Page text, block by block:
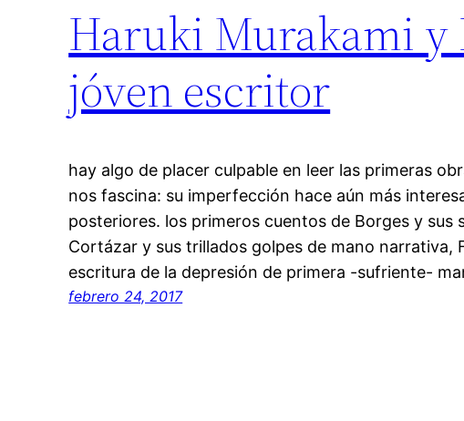
Haruki Murakami y
jóven escritor
hay algo de placer culpable en leer las primeras
nos fascina: su imperfección hace aún más
posteriores. los primeros cuentos de Borges y sus
Cortázar y sus trillados golpes de mano narrativa,
escritura de la depresión de primera -sufriente-
febrero 24, 2017